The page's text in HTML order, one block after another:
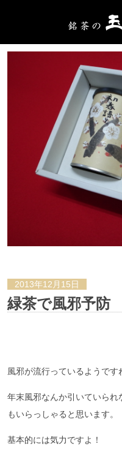
2013年12月15日
緑茶で風邪予防
風邪が流行っているようです
年末風邪なんか引いていら
もいらっしゃると思います。
基本的には気力ですよ！